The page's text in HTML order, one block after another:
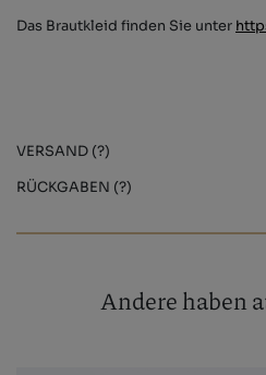
Das Brautkleid finden Sie unter
VERSAND (?)
RÜCKGABEN (?)
Andere haben